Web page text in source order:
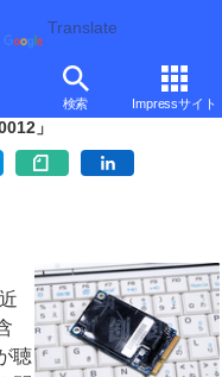
Translate
検索 Impressサイト
クセラレータ「Broadcom
」
聴